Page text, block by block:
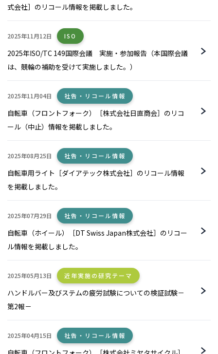
式会社］のリコール情報を掲載しました。
2025年11月12日 ISO
2025年ISO/TC 149国際会議 実施・参加報告（本国際会議
は、競輪の補助を受けて実施しました。）
2025年11月04日 社告・リコール情報
自転車（フロントフォーク）［株式会社日直商会］のリコ
ール（中止）情報を掲載しました。
2025年08月25日 社告・リコール情報
自転車用ライト［ダイアテック株式会社］のリコール情報
を掲載しました。
2025年07月29日 社告・リコール情報
自転車（ホイール）［DT Swiss Japan株式会社］のリコー
ル情報を掲載しました。
2025年05月13日 近年実施の研究テーマ
ハンドルバー及びステムの疲労試験についての検証試験－
第2報－
2025年04月15日 社告・リコール情報